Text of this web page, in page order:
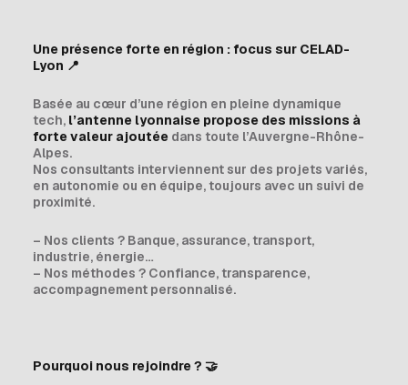
Une présence forte en région : focus sur CELAD-
Lyon 📍
Basée au cœur d’une région en pleine dynamique
tech, l’antenne lyonnaise propose des missions à
forte valeur ajoutée dans toute l’Auvergne-Rhône-
Alpes.
Nos consultants interviennent sur des projets variés,
en autonomie ou en équipe, toujours avec un suivi de
proximité.
– Nos clients ? Banque, assurance, transport,
industrie, énergie…
– Nos méthodes ? Confiance, transparence,
accompagnement personnalisé.
Pourquoi nous rejoindre ? 🤝